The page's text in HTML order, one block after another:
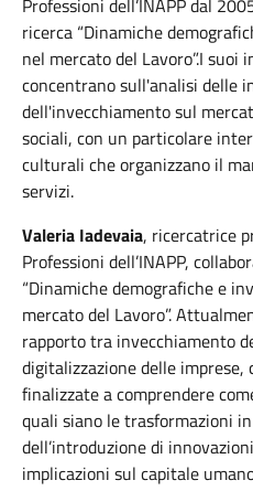
Professioni dell’INAPP dal
ricerca “Dinamiche
nel mercato del Lavoro”.I suoi
concentrano sull'analisi delle
dell'invecchiamento sul
sociali, con un particolare
culturali che organizzano il
servizi.
Valeria Iadevaia, ricercatrice
Professioni dell’INAPP,
“Dinamiche demografiche e
mercato del Lavoro”.
rapporto tra invecchiamento
digitalizzazione delle
finalizzate a comprendere
quali siano le trasformazioni
dell’introduzione di
implicazioni sul capitale